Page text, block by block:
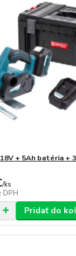
+ 5Ah batéria +
/ks
DPH
Pridať do